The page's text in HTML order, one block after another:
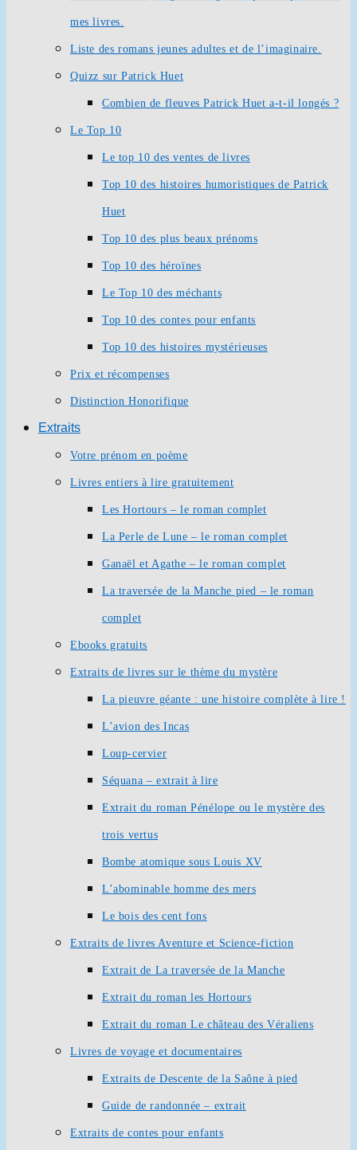
mes livres.
Liste des romans jeunes adultes et de l’imaginaire.
Quizz sur Patrick Huet
Combien de fleuves Patrick Huet a-t-il longés ?
Le Top 10
Le top 10 des ventes de livres
Top 10 des histoires humoristiques de Patrick
Huet
Top 10 des plus beaux prénoms
Top 10 des héroïnes
Le Top 10 des méchants
Top 10 des contes pour enfants
Top 10 des histoires mystérieuses
Prix et récompenses
Distinction Honorifique
Extraits
Votre prénom en poème
Livres entiers à lire gratuitement
Les Hortours – le roman complet
La Perle de Lune – le roman complet
Ganaël et Agathe – le roman complet
La traversée de la Manche pied – le roman
complet
Ebooks gratuits
Extraits de livres sur le thème du mystère
La pieuvre géante : une histoire complète à lire !
L’avion des Incas
Loup-cervier
Séquana – extrait à lire
Extrait du roman Pénélope ou le mystère des
trois vertus
Bombe atomique sous Louis XV
L’abominable homme des mers
Le bois des cent fons
Extraits de livres Aventure et Science-fiction
Extrait de La traversée de la Manche
Extrait du roman les Hortours
Extrait du roman Le château des Véraliens
Livres de voyage et documentaires
Extraits de Descente de la Saône à pied
Guide de randonnée – extrait
Extraits de contes pour enfants